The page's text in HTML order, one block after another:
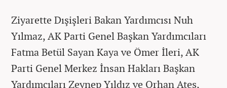
Ziyarette Dışişleri Bakan Yardımcısı Nuh
Yılmaz, AK Parti Genel Başkan Yardımcıları
Fatma Betül Sayan Kaya ve Ömer İleri, AK
Parti Genel Merkez İnsan Hakları Başkan
Yardımcıları Zeynep Yıldız ve Orhan Ateş,